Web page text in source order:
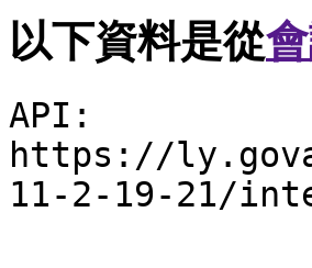
以下資料是從
API:
https://
11-2-19-21/